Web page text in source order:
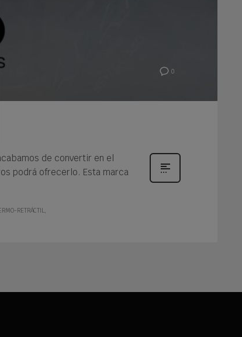
0
de convertir en el
podrá ofrecerlo. Esta marca
RETRÁCTIL